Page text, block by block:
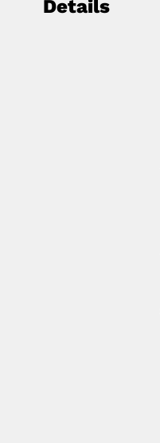
Details